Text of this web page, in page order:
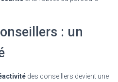
: un
des conseillers devient une